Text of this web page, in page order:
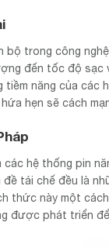
bộ trong công
đến tốc độ sạc
tiềm năng của
hẹn sẽ cách
các hệ thống pin
tái chế đều là
thức này một
được phát triển